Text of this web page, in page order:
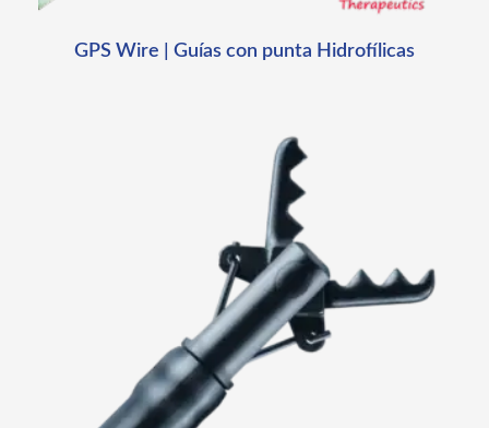
GPS Wire | Guías con punta Hidrofílicas